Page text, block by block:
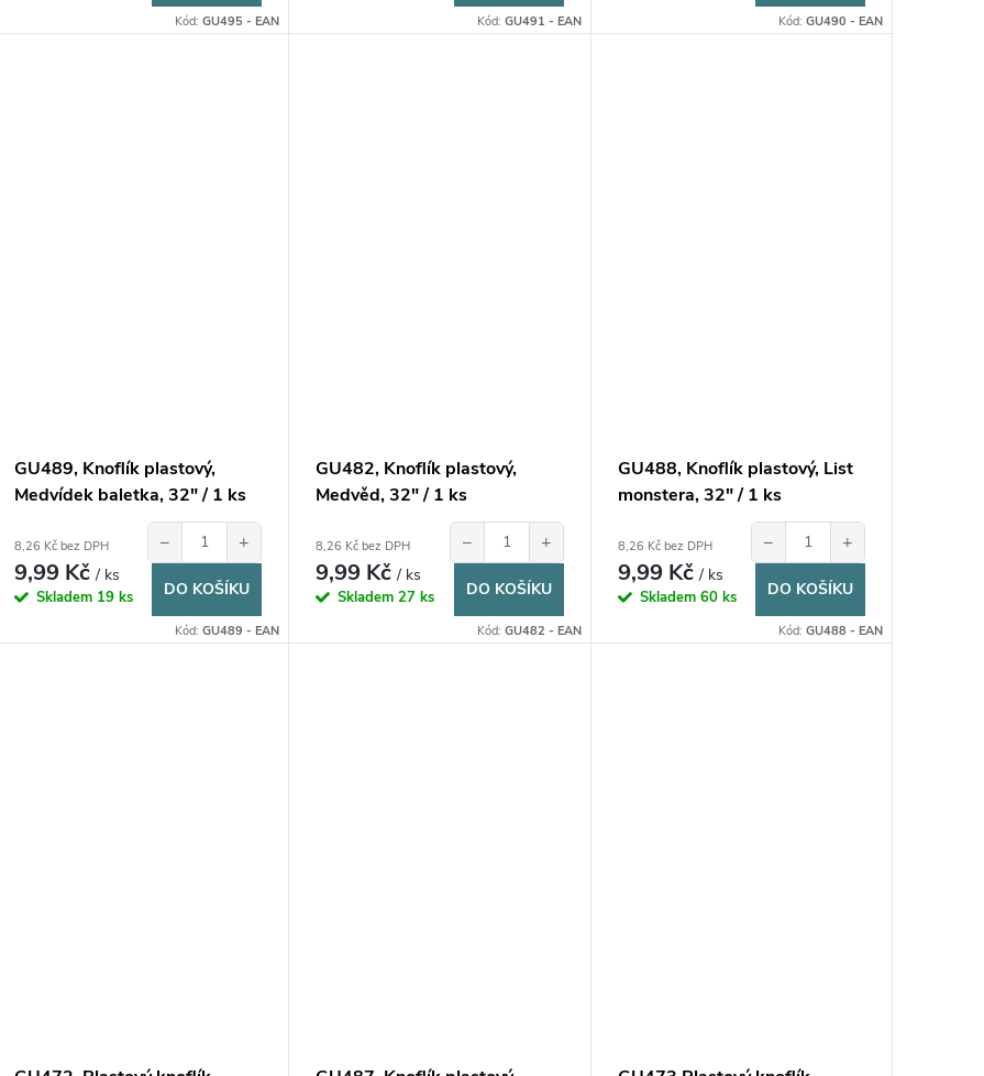
Kód:GU495 - EAN Kód: GU491 - EAN Kód: GU490 - EAN
GU489, Knoflík plastový,
Medvídek baletka, 32" / 1 ks
8,26 Kč bez DPH
9,99 Kč/ ks
Skladem 19 ks
− +
DO KOŠÍKU
Kód:GU489 - EAN
GU482, Knoflík plastový,
Medvěd, 32" / 1 ks
8,26 Kč bez DPH
9,99 Kč/ ks
Skladem27 ks
− +
DO KOŠÍKU
Kód: GU482 - EAN
GU488, Knoflík plastový, List
monstera, 32" / 1 ks
8,26 Kč bez DPH
9,99 Kč/ ks
Skladem 60 ks
− +
DO KOŠÍKU
Kód: GU488 - EAN